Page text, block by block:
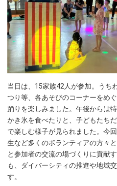
当日は、15家族42人が参加。うち
つり等、各あそびのコーナーをめ
踊りを楽しみました。午後からは
かき氷を食べたりと、子どもたち
で楽しむ様子が見られました。今
生など多くのボランティアの方々
と参加者の交流の場づくりに貢献
も、ダイバーシティの推進や地域
す。